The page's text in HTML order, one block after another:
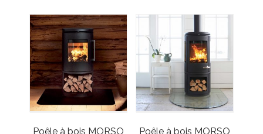
Poêle à bois MORSO
Poêle à bois MORSO